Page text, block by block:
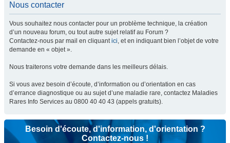
Nous contacter
Vous souhaitez nous contacter pour un problème technique, la création
d’un nouveau forum, ou tout autre sujet relatif au Forum ?
Contactez-nous par mail en cliquantici, et en indiquant bien l’objet de votre
demande en « objet ».
Nous traiterons votre demande dans les meilleurs délais.
Si vous avez besoin d’écoute, d’information ou d’orientation en cas
d’errance diagnostique ou au sujet d’une maladie rare, contactez Maladies
Rares Info Services au 0800 40 40 43 (appels gratuits).
Besoin d'écoute, d'information, d'orientation ?
Contactez-nous !